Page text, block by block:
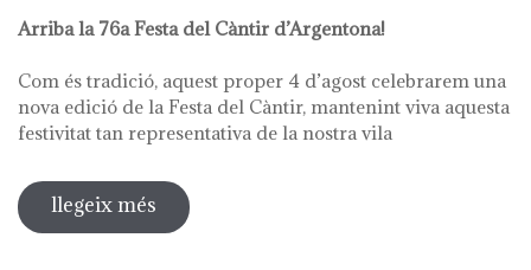
Arriba la 76a Festa del Càntir d’Argentona!
Com és tradició, aquest proper 4 d’agost celebrarem una
nova edició de la Festa del Càntir, mantenint viva aquesta
festivitat tan representativa de la nostra vila
llegeix més sobre 76ª festa del càntir